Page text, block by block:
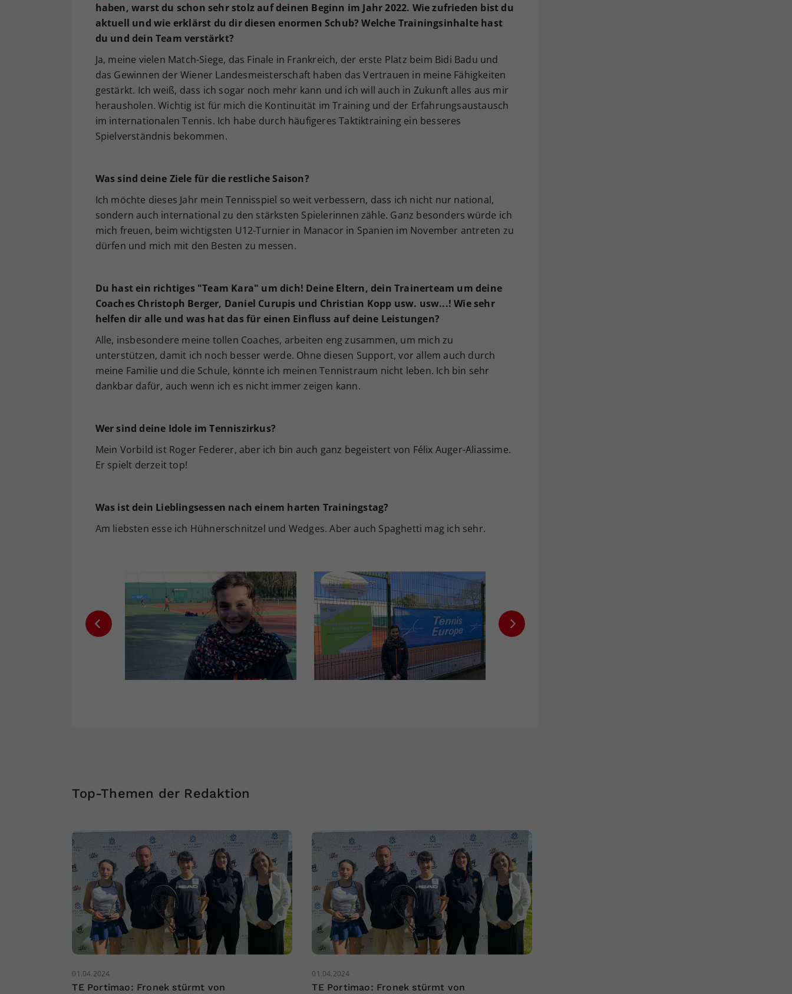
haben, warst du schon sehr stolz auf deinen Beginn im Jahr 2022. Wie zufrieden bist du
aktuell und wie erklärst du dir diesen enormen Schub? Welche Trainingsinhalte hast
du und dein Team verstärkt?
Ja, meine vielen Match-Siege, das Finale in Frankreich, der erste Platz beim Bidi Badu und
das Gewinnen der Wiener Landesmeisterschaft haben das Vertrauen in meine Fähigkeiten
gestärkt. Ich weiß, dass ich sogar noch mehr kann und ich will auch in Zukunft alles aus mir
herausholen. Wichtig ist für mich die Kontinuität im Training und der Erfahrungsaustausch
im internationalen Tennis. Ich habe durch häufigeres Taktiktraining ein besseres
Spielverständnis bekommen.
Was sind deine Ziele für die restliche Saison?
Ich möchte dieses Jahr mein Tennisspiel so weit verbessern, dass ich nicht nur national,
sondern auch international zu den stärksten Spielerinnen zähle. Ganz besonders würde ich
mich freuen, beim wichtigsten U12-Turnier in Manacor in Spanien im November antreten zu
dürfen und mich mit den Besten zu messen.
Du hast ein richtiges "Team Kara" um dich! Deine Eltern, dein Trainerteam um deine
Coaches Christoph Berger, Daniel Curupis und Christian Kopp usw. usw...! Wie sehr
helfen dir alle und was hat das für einen Einfluss auf deine Leistungen?
Alle, insbesondere meine tollen Coaches, arbeiten eng zusammen, um mich zu
unterstützen, damit ich noch besser werde. Ohne diesen Support, vor allem auch durch
meine Familie und die Schule, könnte ich meinen Tennistraum nicht leben. Ich bin sehr
dankbar dafür, auch wenn ich es nicht immer zeigen kann.
Wer sind deine Idole im Tenniszirkus?
Mein Vorbild ist Roger Federer, aber ich bin auch ganz begeistert von Félix Auger-Aliassime.
Er spielt derzeit top!
Was ist dein Lieblingsessen nach einem harten Trainingstag?
Am liebsten esse ich Hühnerschnitzel und Wedges. Aber auch Spaghetti mag ich sehr.
Top-Themen der Redaktion
01.04.2024
TE Portimao: Fronek stürmt von
01.04.2024
TE Portimao: Fronek stürmt von